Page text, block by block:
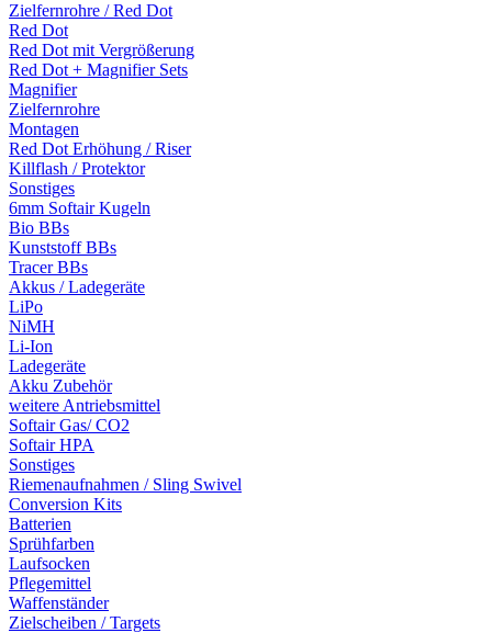
Zielfernrohre / Red Dot
Red Dot
Red Dot mit Vergrößerung
Red Dot + Magnifier Sets
Magnifier
Zielfernrohre
Montagen
Red Dot Erhöhung / Riser
Killflash / Protektor
Sonstiges
6mm Softair Kugeln
Bio BBs
Kunststoff BBs
Tracer BBs
Akkus / Ladegeräte
LiPo
NiMH
Li-Ion
Ladegeräte
Akku Zubehör
weitere Antriebsmittel
Softair Gas/ CO2
Softair HPA
Sonstiges
Riemenaufnahmen / Sling Swivel
Conversion Kits
Batterien
Sprühfarben
Laufsocken
Pflegemittel
Waffenständer
Zielscheiben / Targets